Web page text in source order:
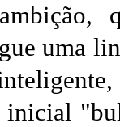
uma
inicial